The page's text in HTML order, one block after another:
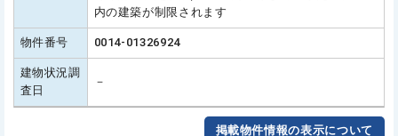
内の建築が制限されます
物件番号 0014-01326924
建物状況調
査日
－
掲載物件情報の表示について